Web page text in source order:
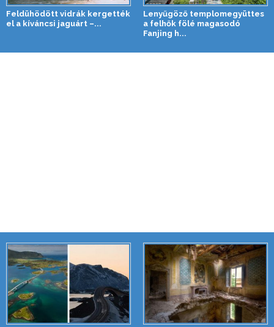
Feldühödött vidrák kergették
el a kíváncsi jaguárt –...
Lenyűgöző templomegyüttes
a felhők fölé magasodó
Fanjing h...